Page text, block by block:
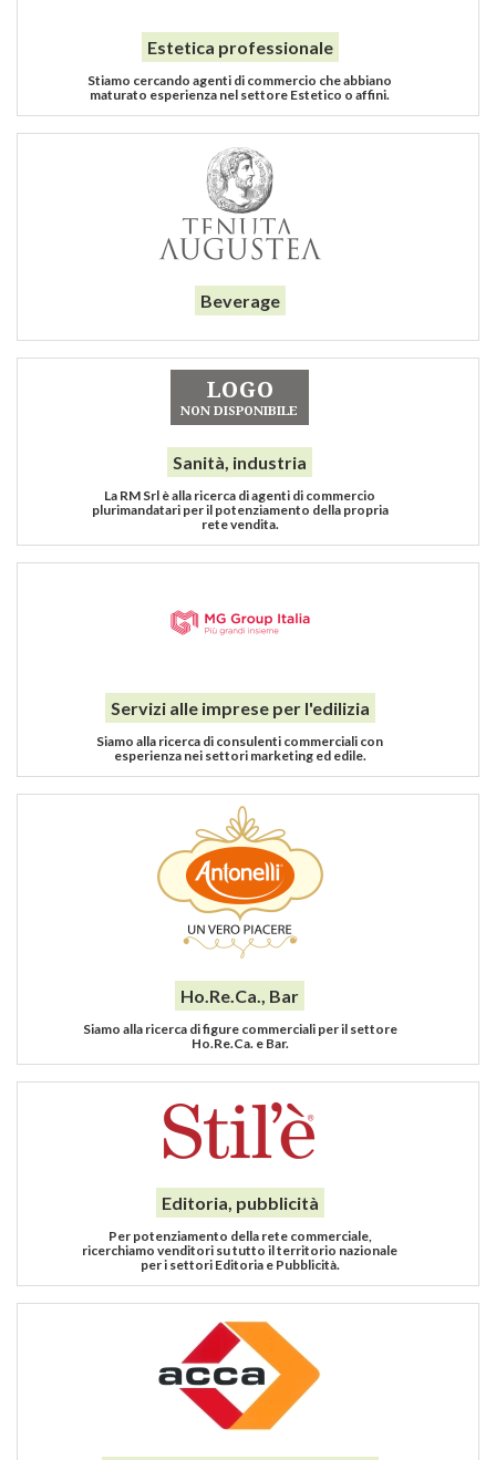
Estetica professionale
Stiamo cercando agenti di commercio che abbiano
maturato esperienza nel settore Estetico o affini.
Beverage
Sanità, industria
La RM Srl è alla ricerca di agenti di commercio
plurimandatari per il potenziamento della propria
rete vendita.
Servizi alle imprese per l'edilizia
Siamo alla ricerca di consulenti commerciali con
esperienza nei settori marketing ed edile.
Ho.Re.Ca., Bar
Siamo alla ricerca di figure commerciali per il settore
Ho.Re.Ca. e Bar.
Editoria, pubblicità
Per potenziamento della rete commerciale,
ricerchiamo venditori su tutto il territorio nazionale
per i settori Editoria e Pubblicità.